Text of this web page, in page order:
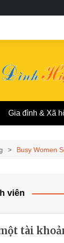
Gia đình & Xã
Busy Women
viên
tài